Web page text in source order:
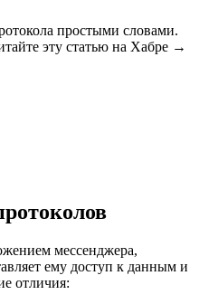
простыми словами.
эту статью на Хабре →
мессенджера,
ему доступ к данным и
отличия: